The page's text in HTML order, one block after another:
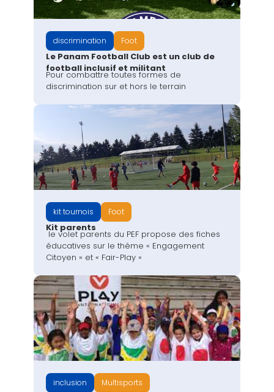
discrimination Foot
Le Panam Football Club est un club de
football inclusif et militant
Pour combattre toutes formes de
discrimination sur et hors le terrain
kit tournois Foot
Kit parents
le volet parents du PEF propose des fiches
éducatives sur le thème « Engagement
Citoyen » et « Fair-Play »
inclusion Multisports